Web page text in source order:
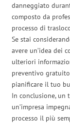
danneggiato
composto da
processo di
Se stai
avere un’idea dei
ulteriori
preventivo
pianificare il tuo
In conclusione, un
un’impresa
processo il più